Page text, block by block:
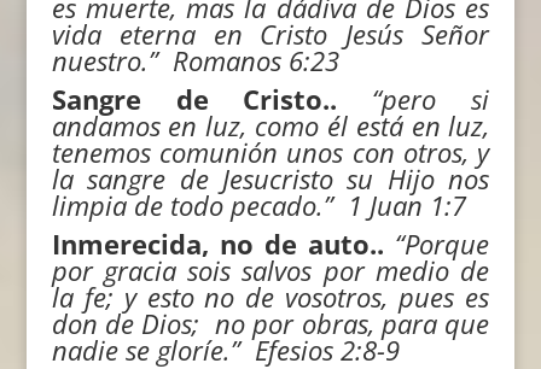
es muerte, mas la dádiva de Dios es
vida eterna en Cristo Jesús Señor
nuestro.” Romanos 6:23
Sangre de Cristo..
“pero si
andamos en luz, como él está en luz,
tenemos comunión unos con otros, y
la sangre de Jesucristo su Hijo nos
limpia de todo pecado.” 1 Juan 1:7
Inmerecida, no de auto.. “Porque
por gracia sois salvos por medio de
la fe; y esto no de vosotros, pues es
don de Dios; no por obras, para que
nadie se gloríe.” Efesios 2:8-9